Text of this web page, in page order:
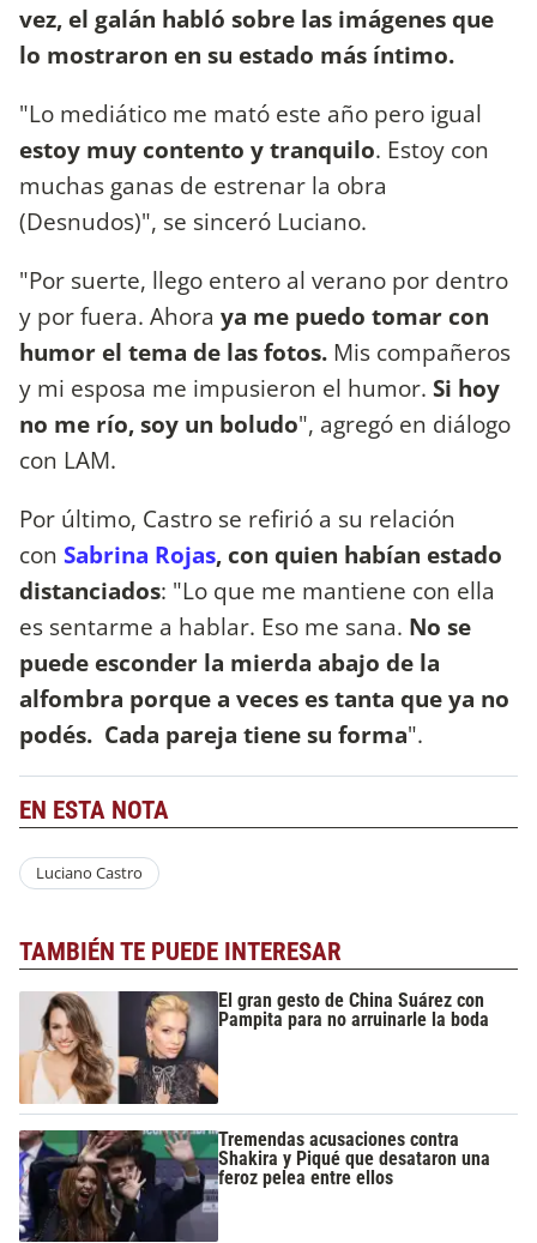
vez, el galán habló sobre las imágenes que
lo mostraron en su estado más íntimo.
"Lo mediático me mató este año pero igual
estoy muy contento y tranquilo. Estoy con
muchas ganas de estrenar la obra
(Desnudos)", se sinceró Luciano.
"Por suerte, llego entero al verano por dentro
y por fuera. Ahora ya me puedo tomar con
humor el tema de las fotos. Mis compañeros
y mi esposa me impusieron el humor. Si hoy
no me río, soy un boludo", agregó en diálogo
con LAM.
Por último, Castro se refirió a su relación
con Sabrina Rojas, con quien habían estado
distanciados: "Lo que me mantiene con ella
es sentarme a hablar. Eso me sana. No se
puede esconder la mierda abajo de la
alfombra porque a veces es tanta que ya no
podés. Cada pareja tiene su forma".
EN ESTA NOTA
Luciano Castro
TAMBIÉN TE PUEDE INTERESAR
El gran gesto de China Suárez con
Pampita para no arruinarle la boda
Tremendas acusaciones contra
Shakira y Piqué que desataron una
feroz pelea entre ellos